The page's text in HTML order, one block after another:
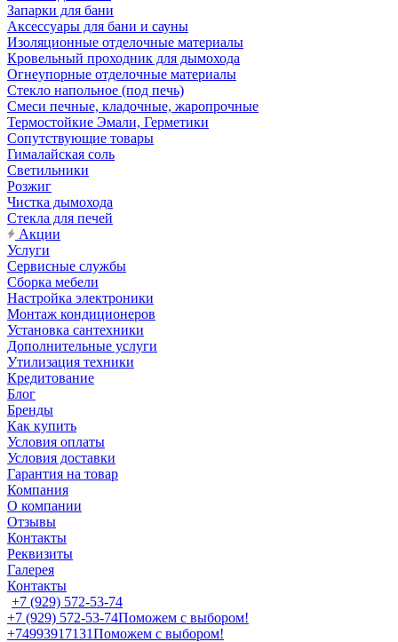
Запарки для бани
Аксессуары для бани и сауны
Изоляционные отделочные материалы
Кровельный проходник для дымохода
Огнеупорные отделочные материалы
Стекло напольное (под печь)
Смеси печные, кладочные, жаропрочные
Термостойкие Эмали, Герметики
Сопутствующие товары
Гималайская соль
Светильники
Розжиг
Чистка дымохода
Стекла для печей
Акции
Услуги
Сервисные службы
Сборка мебели
Настройка электроники
Монтаж кондиционеров
Установка сантехники
Дополнительные услуги
Утилизация техники
Кредитование
Блог
Бренды
Как купить
Условия оплаты
Условия доставки
Гарантия на товар
Компания
О компании
Отзывы
Контакты
Реквизиты
Галерея
Контакты
+7 (929) 572-53-74
+7 (929) 572-53-74Поможем с выбором!
+74993917131Поможем с выбором!